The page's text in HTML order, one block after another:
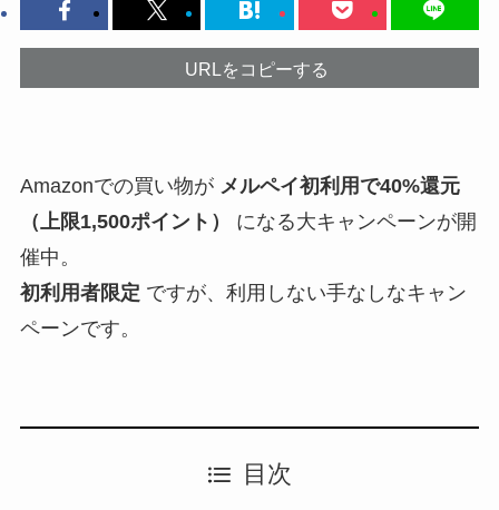
URLをコピーする
Amazonでの買い物が メルペイ初利用で40%還元
（上限1,500ポイント）
になる大キャンペーンが開
催中。
初利用者限定 ですが、利用しない手なしなキャン
ペーンです。
目次